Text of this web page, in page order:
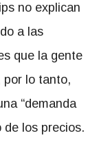
no explican
a las
que la gente
por lo tanto,
“demanda
de los precios.